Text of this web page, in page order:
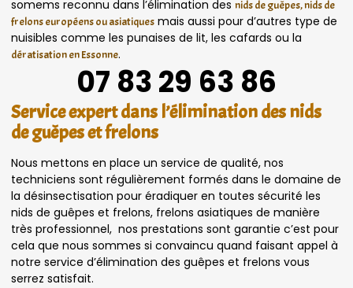
somems reconnu dans l’élimination des nids de guêpes, nids de
frelons européens ou asiatiques mais aussi pour d’autres type de
nuisibles comme les punaises de lit, les cafards ou la
dératisation en Essonne.
07 83 29 63 86
Service expert dans l’élimination des nids
de guêpes et frelons
Nous mettons en place un service de qualité, nos
techniciens sont régulièrement formés dans le domaine de
la désinsectisation pour éradiquer en toutes sécurité les
nids de guêpes et frelons, frelons asiatiques de manière
très professionnel, nos prestations sont garantie c’est pour
cela que nous sommes si convaincu quand faisant appel à
notre service d’élimination des guêpes et frelons vous
serrez satisfait.